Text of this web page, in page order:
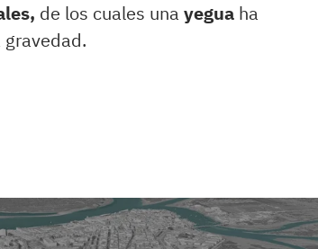
de los cuales una yegua ha